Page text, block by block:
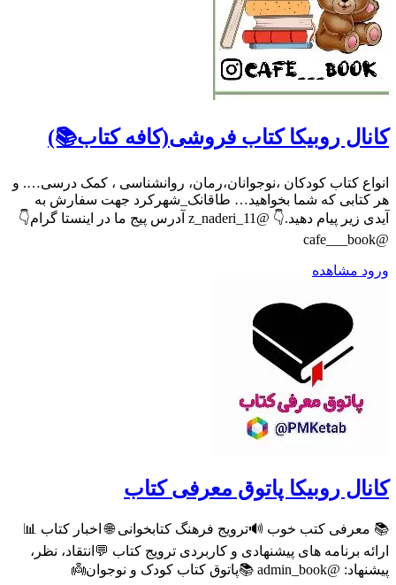
کانال روبیکا کتاب فروشی(کافه کتاب📚)
انواع کتاب کودکان ،نوجوانان،رمان، روانشناسی ، کمک درسی…. و
هر کتابی که شما بخواهید… طاقانک_شهرکرد جهت سفارش به
آیدی زیر پیام دهید.👇 @z_naderi_11 آدرس پیج ما در اینستا گرام👇
@cafe___book
ورود مشاهده
کانال روبیکا پاتوق معرفی کتاب
📚 معرفی کتب خوب 🔊ترویج فرهنگ کتابخوانی 🌐 اخبار کتاب 📊
ارائه برنامه های پیشنهادی و کاربردی ترویج کتاب 💬انتقاد، نظر،
پیشنهاد: @admin_book 📚پاتوق کتاب کودک و نوجوان👼